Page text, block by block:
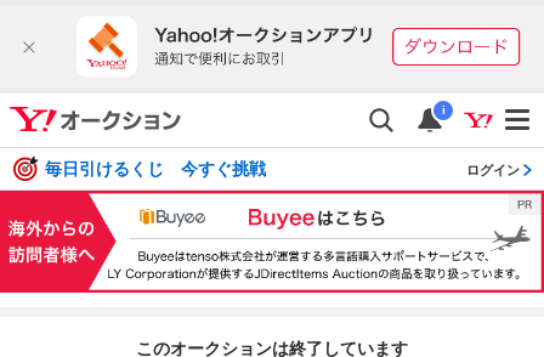
i
毎日引けるくじ 今すぐ挑戦 ログイン
このオークションは終了しています